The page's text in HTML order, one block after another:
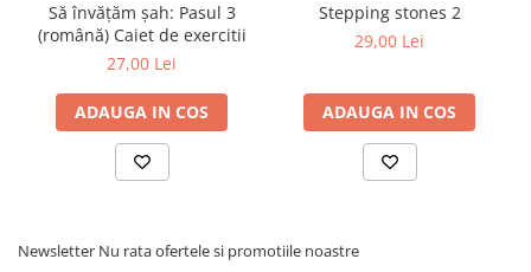
Să învățăm șah: Pasul 3
(română) Caiet de exercitii
27,00 Lei
ADAUGA IN COS
Stepping stones 2
29,00 Lei
ADAUGA IN COS
Newsletter Nu rata ofertele si promotiile noastre